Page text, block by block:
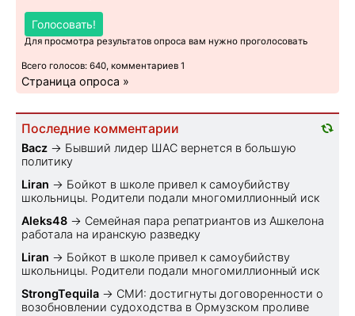
Голосовать!
Для просмотра результатов опроса вам нужно проголосовать
Всего голосов: 640, комментариев 1
Страница опроса »
Последние комментарии
Bacz → Бывший лидер ШАС вернется в большую
политику
Liran → Бойкот в школе привел к самоубийству
школьницы. Родители подали многомиллионный иск
Aleks48 → Семейная пара репатриантов из Ашкелона
работала на иранскую разведку
Liran → Бойкот в школе привел к самоубийству
школьницы. Родители подали многомиллионный иск
StrongTequila → СМИ: достигнуты договоренности о
возобновлении судоходства в Ормузском проливе